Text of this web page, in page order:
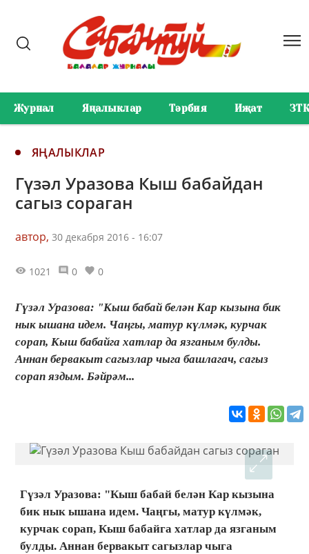
Журнал Яңалыклар Тәрбия Иҗат ЗТК
ЯҢАЛЫКЛАР
Гүзәл Уразова Кыш бабайдан
сагыз сораган
автор, 30 декабря 2016 - 16:07
1021 0 0
Гүзәл Уразова: "Кыш бабай белән Кар кызына бик
нык ышана идем. Чаңгы, матур күлмәк, курчак
сорап, Кыш бабайга хатлар да язганым булды.
Аннан бервакыт сагызлар чыга башлагач, сагыз
сорап яздым. Бәйрәм...
Гүзәл Уразова: "Кыш бабай белән Кар кызына
бик нык ышана идем. Чаңгы, матур күлмәк,
курчак сорап, Кыш бабайга хатлар да язганым
булды. Аннан бервакыт сагызлар чыга